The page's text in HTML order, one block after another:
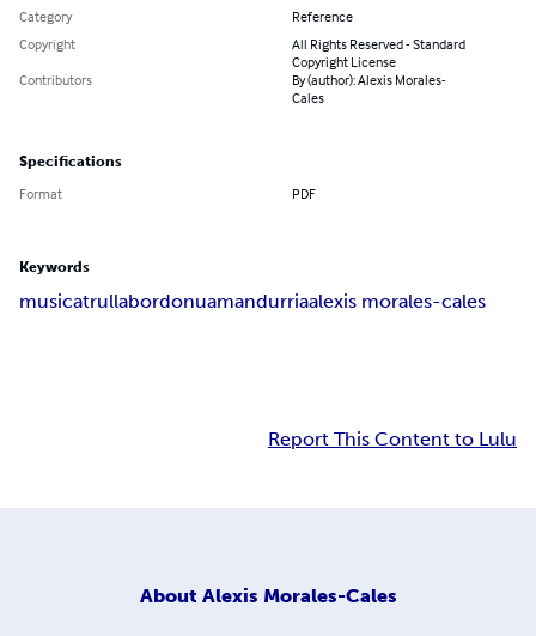
Category
Reference
Copyright
All Rights Reserved - Standard
Copyright License
Contributors
By (author): Alexis Morales-
Cales
Specifications
Format PDF
Keywords
musicatrullabordonuamandurriaalexis morales-cales
Report This Content to Lulu
About Alexis Morales-Cales